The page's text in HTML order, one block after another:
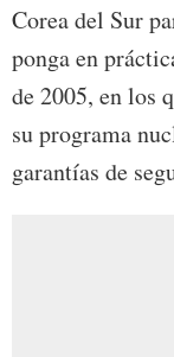
Corea del Sur
ponga en
de 2005, en los
su programa
garantías de